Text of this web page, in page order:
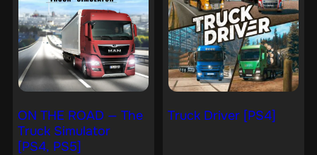
ON THE ROAD — The
Truck Simulator
[PS4, PS5]
Truck Driver [PS4]